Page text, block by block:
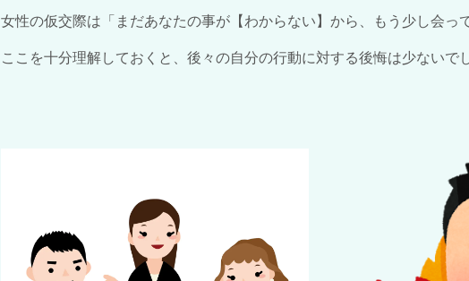
女性の仮交際は「まだあなたの事が【わからない】から、もう少し会っ
ここを十分理解しておくと、後々の自分の行動に対する後悔は少ないで